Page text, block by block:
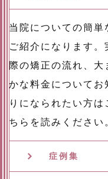
当院についての簡単
ご紹介になります。
際の矯正の流れ、大
かな料金についてお
りになられたい方は
ちらを読みください
症例集